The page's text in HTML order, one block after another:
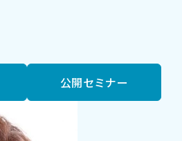
公開セミナー